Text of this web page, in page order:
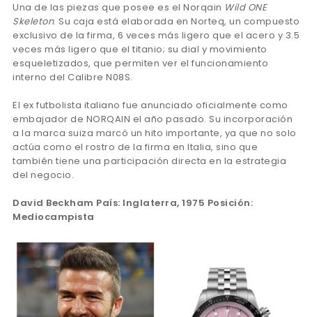
Una de las piezas que posee es el Norqain Wild ONE
Skeleton. Su caja está elaborada en Norteq, un compuesto
exclusivo de la firma, 6 veces más ligero que el acero y 3.5
veces más ligero que el titanio; su dial y movimiento
esqueletizados, que permiten ver el funcionamiento
interno del Calibre N08S.
El ex futbolista italiano fue anunciado oficialmente como
embajador de NORQAIN el año pasado. Su incorporación
a la marca suiza marcó un hito importante, ya que no solo
actúa como el rostro de la firma en Italia, sino que
también tiene una participación directa en la estrategia
del negocio.
David Beckham País: Inglaterra, 1975 Posición:
Mediocampista